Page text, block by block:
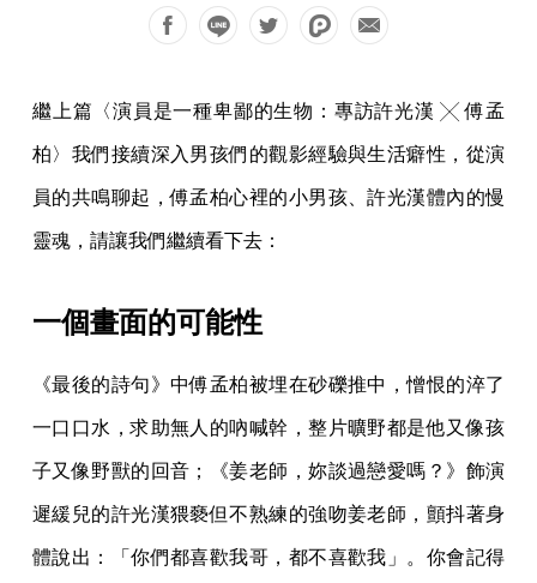
繼上篇〈演員是一種卑鄙的生物：專訪許光漢 ╳ 傅孟
柏〉我們接續深入男孩們的觀影經驗與生活癖性，從演
員的共鳴聊起，傅孟柏心裡的小男孩、許光漢體內的慢
靈魂，請讓我們繼續看下去：
一個畫面的可能性
《最後的詩句》中傅孟柏被埋在砂礫推中，憎恨的淬了
一口口水，求助無人的吶喊幹，整片曠野都是他又像孩
子又像野獸的回音；《姜老師，妳談過戀愛嗎？》飾演
遲緩兒的許光漢猥褻但不熟練的強吻姜老師，顫抖著身
體說出：「你們都喜歡我哥，都不喜歡我」。你會記得